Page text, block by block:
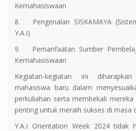
Kemahasiswaan
8.
Pengenalan SISKAMAYA
Y.A.I)
9.
Pemanfaatan Sumber
Kemahasiswaan
Kegiatan-kegiatan ini
mahasiswa baru dalam
perkuliahan serta membekali
penting untuk meraih sukses di masa
Y.A.I Orientation Week 2024 tidak